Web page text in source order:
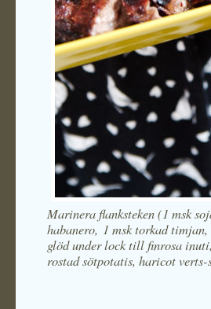
Marinera flanksteken (1 msk
habanero, 1 msk torkad
glöd under lock till finrosa
rostad sötpotatis, haricot verts-